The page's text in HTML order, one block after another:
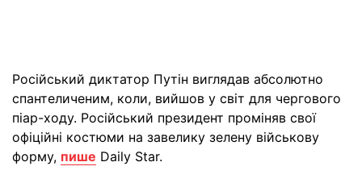
Російський диктатор Путін виглядав абсолютно
спантеличеним, коли, вийшов у світ для чергового
піар-ходу. Російський президент проміняв свої
офіційні костюми на завелику зелену військову
форму, пише Daily Star.